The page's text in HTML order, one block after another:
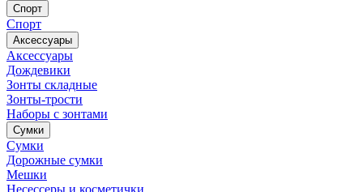
Спорт
Спорт
Аксессуары
Аксессуары
Дождевики
Зонты складные
Зонты-трости
Наборы с зонтами
Сумки
Сумки
Дорожные сумки
Мешки
Несессеры и косметички